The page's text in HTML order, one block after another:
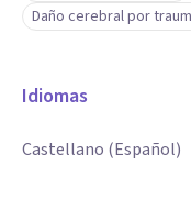
Daño cerebral por
Idiomas
Castellano (Español)